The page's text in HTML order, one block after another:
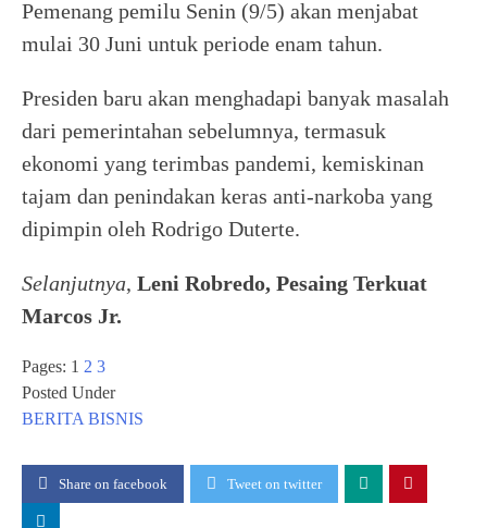
Pemenang pemilu Senin (9/5) akan menjabat
mulai 30 Juni untuk periode enam tahun.
Presiden baru akan menghadapi banyak masalah
dari pemerintahan sebelumnya, termasuk
ekonomi yang terimbas pandemi, kemiskinan
tajam dan penindakan keras anti-narkoba yang
dipimpin oleh Rodrigo Duterte.
Selanjutnya, Leni Robredo, Pesaing Terkuat
Marcos Jr.
Pages: 1 2 3
Posted Under
BERITA BISNIS
Share on facebook Tweet on twitter